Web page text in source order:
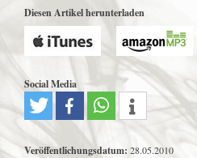
Diesen Artikel herunterladen
Social Media
Veröffentlichungsdatum: 28.05.2010